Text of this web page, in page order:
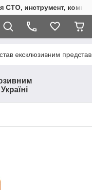
СТО, инструмент,
ексклюзивним